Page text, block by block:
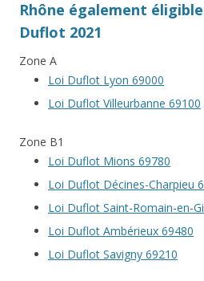
Rhône également
Duflot 2021
Zone A
Loi Duflot Lyon 69000
Loi Duflot Villeurbanne 69100
Zone B1
Loi Duflot Mions 69780
Loi Duflot Décines-Charpieu
Loi Duflot Saint-Romain-en-
Loi Duflot Ambérieux 69480
Loi Duflot Savigny 69210